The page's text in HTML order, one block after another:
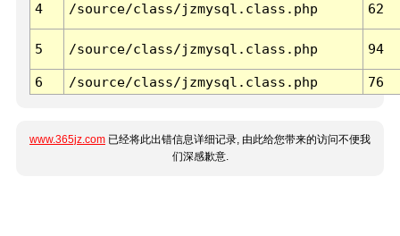
4 /source/class/jzmysql.class.php 62
5 /source/class/jzmysql.class.php 94
6 /source/class/jzmysql.class.php 76
www.365jz.com 已经将此出错信息详细记录, 由此给您带来的访问不便我
们深感歉意.